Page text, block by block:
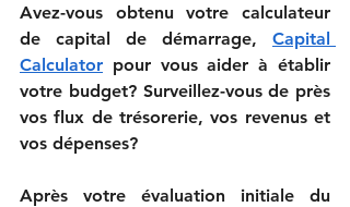
Avez-vous obtenu votre calculateur
de capital de démarrage, Capital
Calculator pour vous aider à établir
votre budget? Surveillez-vous de près
vos flux de trésorerie, vos revenus et
vos dépenses?
Après votre évaluation initiale du